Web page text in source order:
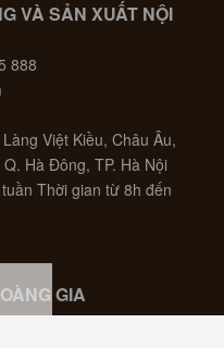
VÀ SẢN XUẤT NỘI
888
Việt Kiều, Châu Âu,
Hà Đông, TP. Hà Nội
Thời gian từ 8h đến
GIA